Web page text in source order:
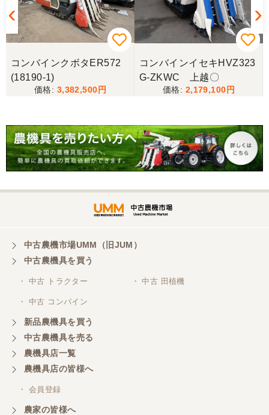
秋田県／くまさん
大変立派な畦塗機を格安で譲って頂きありがとうご
で、とても嬉しいです。今から綺麗にお化粧してあ
げて、来年の作業が楽しみにしています。
コンバインクボタER572
(18190-1)
3,382,500
コンバインイセキHVZ323
G-ZKWC 上越〇
2,179,100
中古農機市場UMM（旧JUM）
中古農機具を買う
・ 中古 トラクター ・ 中古 田植機
・ 中古 コンバイン
新品農機具を買う
中古農機具を売る
農機具店一覧
農機具店の皆様へ
・ 会員登録
農家の皆様へ